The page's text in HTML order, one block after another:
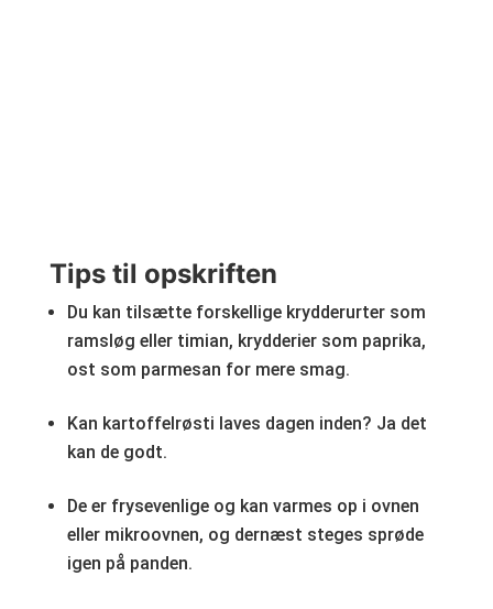
Tips til opskriften
Du kan tilsætte forskellige krydderurter som
ramsløg eller timian, krydderier som paprika,
ost som parmesan for mere smag.
Kan kartoffelrøsti laves dagen inden? Ja det
kan de godt.
De er frysevenlige og kan varmes op i ovnen
eller mikroovnen, og dernæst steges sprøde
igen på panden.